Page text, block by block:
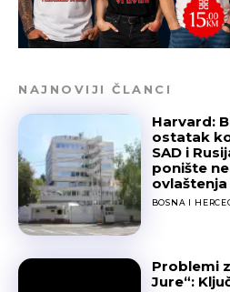
NAJNOVIJI ČLANCI
Harvard:
ostatak
SAD i
ponište
ovlaštenja
BOSNA I
Problemi
Jure“: